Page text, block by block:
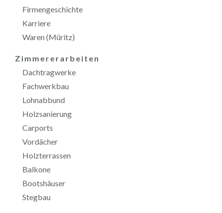
Firmengeschichte
Karriere
Waren (Müritz)
Zimmererarbeiten
Dachtragwerke
Fachwerkbau
Lohnabbund
Holzsanierung
Carports
Vordächer
Holzterrassen
Balkone
Bootshäuser
Stegbau